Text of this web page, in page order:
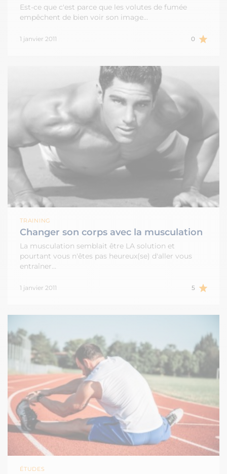
Est-ce que c'est parce que les volutes de fumée
empêchent de bien voir son image…
1 janvier 2011 0
TRAINING
Changer son corps avec la musculation
La musculation semblait être LA solution et
pourtant vous n'êtes pas heureux(se) d'aller vous
entraîner…
1 janvier 2011 5
ÉTUDES